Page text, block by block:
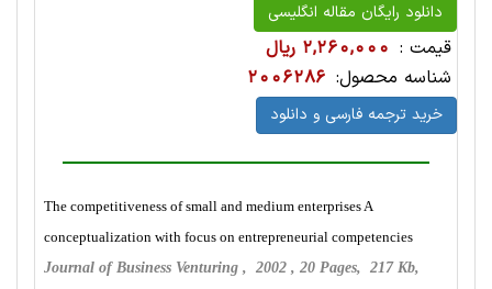
دانلود رایگان مقاله انگلیسی
قیمت : 2,260,000 ریال
شناسه محصول: 2006286
خرید ترجمه فارسی و دانلود
The competitiveness of small and medium enterprises A
conceptualization with focus on entrepreneurial competencies
Journal of Business Venturing , 2002 , 20 Pages, 217 Kb,